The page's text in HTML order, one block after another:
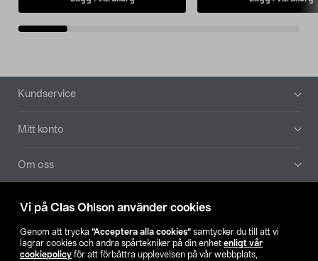
Vi på Clas Ohlson använder cookies
Genom att trycka ”Acceptera alla cookies” samtycker du till att vi
lagrar cookies och andra spårtekniker på din enhet enligt vår
cookiepolicy för att förbättra upplevelsen på vår webbplats,
Sidfot
Kundservice
Mitt konto
Om oss
Aktuellt
Våra bolag